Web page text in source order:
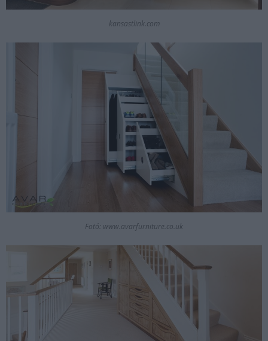
kansastlink.com
Fotó: www.avarfurniture.co.uk